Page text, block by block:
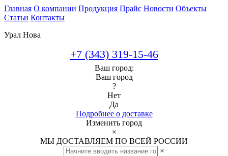
Главная О компании Продукция Прайс Новости Объекты
Статьи Контакты
Урал Нова
+7 (343) 319-15-46
Ваш город:
Ваш город
?
Нет
Да
Подробнее о доставке
Изменить город
×
МЫ ДОСТАВЛЯЕМ ПО ВСЕЙ РОССИИ
×